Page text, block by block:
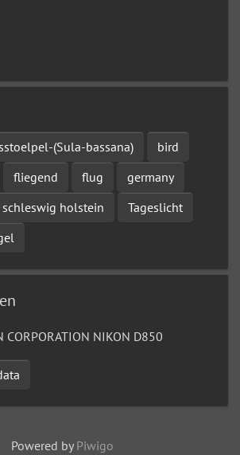
(Sula-bassana)
bird
fliegend flug
germany
schleswig holstein
Tageslicht
CORPORATION NIKON D850
Powered by Piwigo